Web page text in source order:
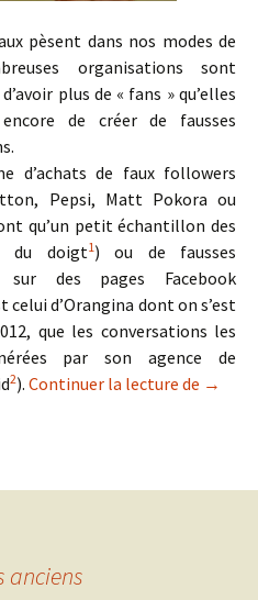
pèsent dans nos modes de
organisations sont
plus de « fans » qu’elles
de créer de fausses
d’achats de faux followers
Pepsi, Matt Pokora ou
qu’un petit échantillon des
du doigt1) ou de fausses
sur des pages Facebook
celui d’Orangina dont on s’est
que les conversations les
par son agence de
2). Continuer la lecture de Le
→
anciens